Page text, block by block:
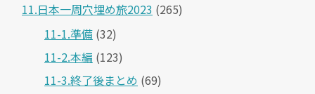
11.日本一周穴埋め旅2023 (265)
11-1.準備 (32)
11-2.本編 (123)
11-3.終了後まとめ (69)